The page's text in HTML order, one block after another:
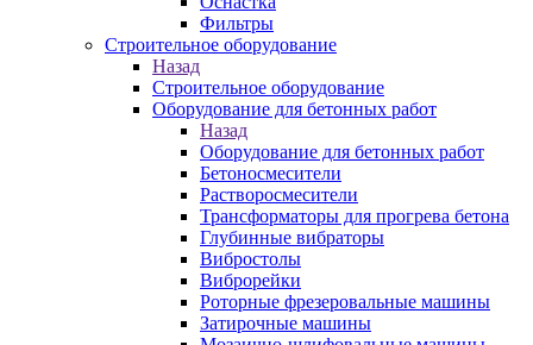
Фильтры
Строительное оборудование
Назад
Строительное оборудование
Оборудование для бетонных работ
Назад
Оборудование для бетонных работ
Бетоносмесители
Растворосмесители
Трансформаторы для прогрева бетона
Глубинные вибраторы
Вибростолы
Виброрейки
Роторные фрезеровальные машины
Затирочные машины